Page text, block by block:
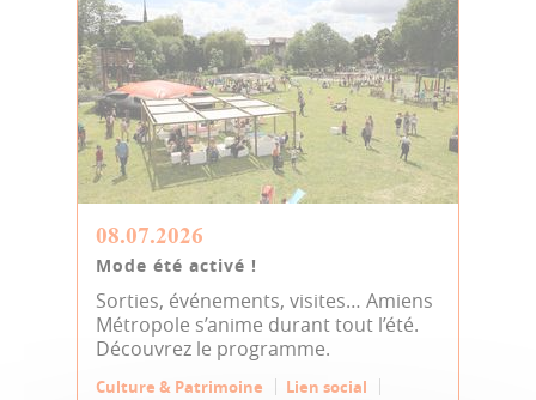
08.07.2026
Mode été activé !
Sorties, événements, visites… Amiens
Métropole s’anime durant tout l’été.
Découvrez le programme.
Culture & Patrimoine
Lien social